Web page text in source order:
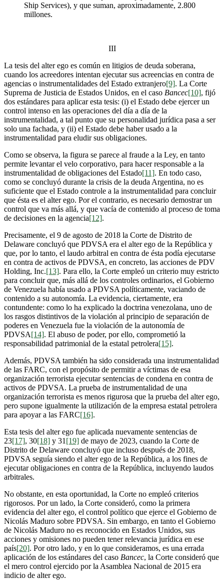
Ship Services), y que suman, aproximadamente, 2.800
millones.
III
La tesis del alter ego es común en litigios de deuda soberana,
cuando los acreedores intentan ejecutar sus acreencias en contra de
agencias o instrumentalidades del Estado extranjero[9]. La Corte
Suprema de Justicia de Estados Unidos, en el caso Bancec[10], fijó
dos estándares para aplicar esta tesis: (i) el Estado debe ejercer un
control intenso en las operaciones del día a día de la
instrumentalidad, a tal punto que su personalidad jurídica pasa a ser
solo una fachada, y (ii) el Estado debe haber usado a la
instrumentalidad para eludir sus obligaciones.
Como se observa, la figura se parece al fraude a la Ley, en tanto
permite levantar el velo corporativo, para hacer responsable a la
instrumentalidad de obligaciones del Estado[11]. En todo caso,
como se concluyó durante la crisis de la deuda Argentina, no es
suficiente que el Estado controle a la instrumentalidad para concluir
que ésta es el alter ego. Por el contrario, es necesario demostrar un
control que va más allá, y que vacía de contenido al proceso de toma
de decisiones en la agencia[12].
Precisamente, el 9 de agosto de 2018 la Corte de Distrito de
Delaware concluyó que PDVSA era el alter ego de la República y
que, por lo tanto, el laudo arbitral en contra de ésta podía ejecutarse
en contra de activos de PDVSA, en concreto, las acciones de PDV
Holding, Inc.[13]. Para ello, la Corte empleó un criterio muy estricto
para concluir que, más allá de los controles ordinarios, el Gobierno
de Venezuela había usado a PDVSA políticamente, vaciando de
contenido a su autonomía. La evidencia, ciertamente, era
contundente: como lo ha explicado la doctrina venezolana, uno de
los rasgos distintivos de la violación al principio de separación de
poderes en Venezuela fue la violación de la autonomía de
PDVSA[14]. El abuso de poder, por ello, comprometió la
responsabilidad patrimonial de la estatal petrolera[15].
Además, PDVSA también ha sido considerada una instrumentalidad
de las FARC, con el propósito de permitir a víctimas de esa
organización terrorista ejecutar sentencias de condena en contra de
activos de PDVSA. La prueba de instrumentalidad de una
organización terrorista es menos rigurosa que la prueba del alter ego,
pero supone igualmente la utilización de la empresa estatal petrolera
para apoyar a las FARC[16].
Esta tesis del alter ego fue aplicada nuevamente sentencias de
23[17], 30[18] y 31 [19] de mayo de 2023, cuando la Corte de
Distrito de Delaware concluyó que incluso después de 2018,
PDVSA seguía siendo el alter ego de la República, a los fines de
ejecutar obligaciones en contra de la República, incluyendo laudos
arbitrales.
No obstante, en esta oportunidad, la Corte no empleó criterios
rigorosos. Por un lado, la Corte consideró, como la primera
evidencia del alter ego, el control político que ejerce el Gobierno de
Nicolás Maduro sobre PDVSA. Sin embargo, en tanto el Gobierno
de Nicolás Maduro no es reconocido en Estados Unidos, sus
acciones y omisiones no pueden tener relevancia jurídica en ese
país[20]. Por otro lado, y en lo que consideramos, es una errada
aplicación de los estándares del caso Bancec, la Corte consideró que
el mero control ejercido por la Asamblea Nacional de 2015 era
indicio de alter ego.